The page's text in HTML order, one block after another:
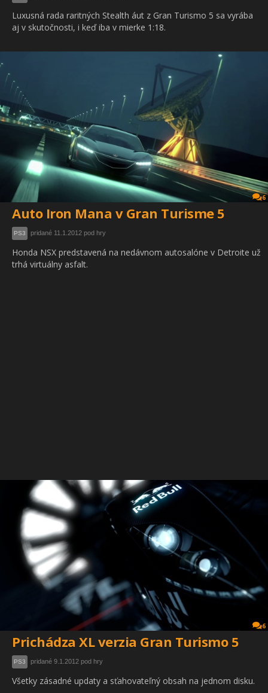
Luxusná rada raritných Stealth áut z Gran Turismo 5 sa vyrába
aj v skutočnosti, i keď iba v mierke 1:18.
6
Auto Iron Mana v Gran Turisme 5
PS3 pridané 11.1.2012 pod hry
Honda NSX predstavená na nedávnom autosalóne v Detroite už
trhá virtuálny asfalt.
6
Prichádza XL verzia Gran Turismo 5
PS3 pridané 9.1.2012 pod hry
Všetky zásadné updaty a sťahovateľný obsah na jednom disku.